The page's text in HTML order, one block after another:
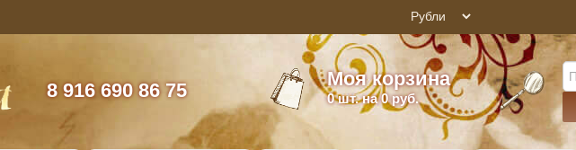
8 916 690 86 75
Моя корзина
0шт. на 0 руб.